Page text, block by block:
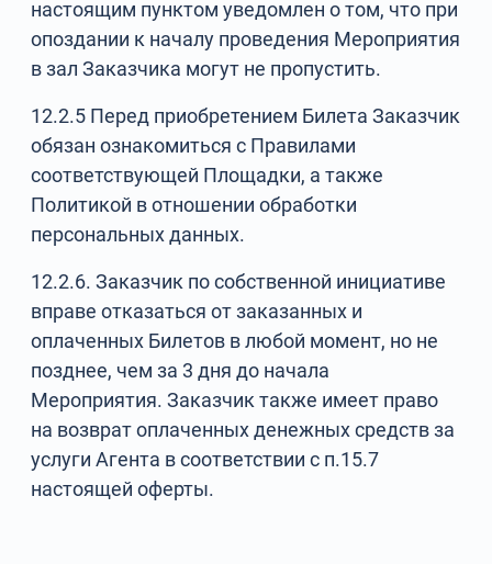
настоящим пунктом уведомлен о том, что при
опоздании к началу проведения Мероприятия
в зал Заказчика могут не пропустить.
12.2.5 Перед приобретением Билета Заказчик
обязан ознакомиться с Правилами
соответствующей Площадки, а также
Политикой в отношении обработки
персональных данных.
12.2.6. Заказчик по собственной инициативе
вправе отказаться от заказанных и
оплаченных Билетов в любой момент, но не
позднее, чем за 3 дня до начала
Мероприятия. Заказчик также имеет право
на возврат оплаченных денежных средств за
услуги Агента в соответствии с п.15.7
настоящей оферты.